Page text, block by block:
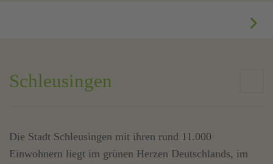
Schleusingen
Die Stadt Schleusingen mit ihren rund 11.000
Einwohnern liegt im grünen Herzen Deutschlands, im